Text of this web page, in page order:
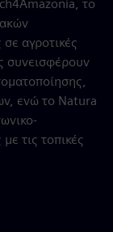
το
σε αγροτικές
συνεισφέρουν
ενώ το Natura
τις τοπικές